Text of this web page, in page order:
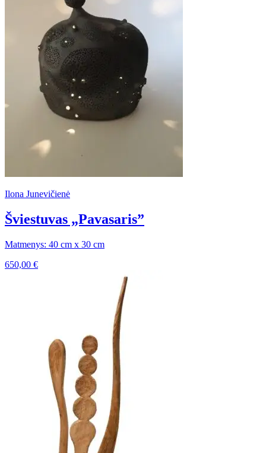
Ilona Junevičienė
Šviestuvas „Pavasaris”
Matmenys: 40 cm x 30 cm
650,00 €